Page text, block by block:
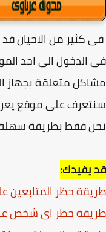
من الاحيان قد
الى احد
متعلقة بجهاز
على موقع
فقط بطريقة سهلة
حظر المتابعين
حظر اى شخص على